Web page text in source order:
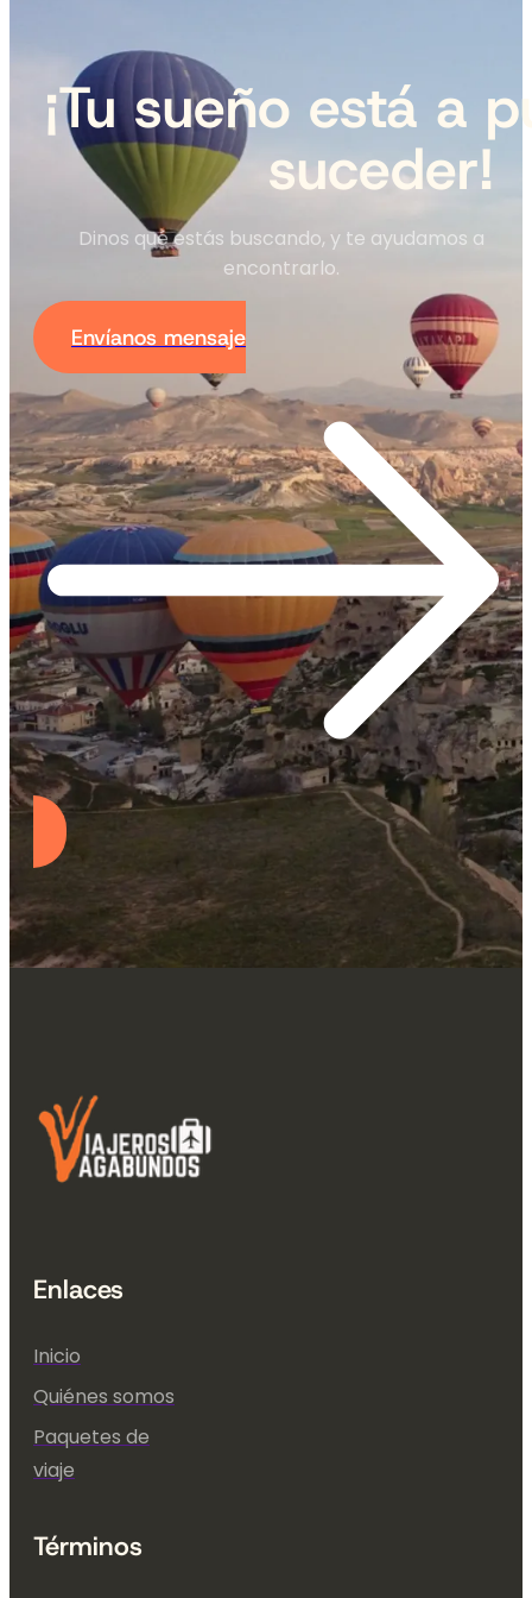
¡Tu sueño está a
suceder!
Dinos qué estás buscando, y te ayudamos a
encontrarlo.
Envíanos mensaje
Enlaces
Inicio
Quiénes somos
Paquetes de
viaje
Términos